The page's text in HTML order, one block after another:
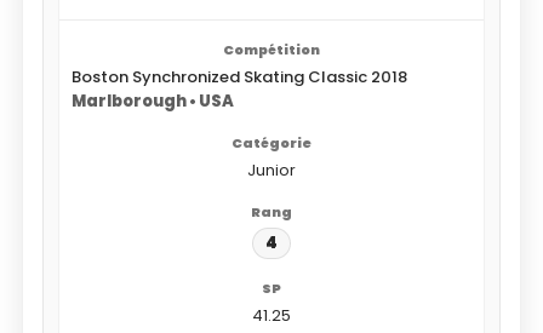
Boston Synchronized Skating Classic 2018
Marlborough • USA
Junior
4
41.25